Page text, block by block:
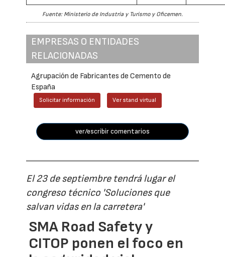
Fuente: Ministerio de Industria y Turismo y Oficemen.
EMPRESAS O ENTIDADES
RELACIONADAS
Agrupación de Fabricantes de Cemento de
España
Solicitar información Ver stand virtual
ver/escribir comentarios
El 23 de septiembre tendrá lugar el
congreso técnico 'Soluciones que
salvan vidas en la carretera'
SMA Road Safety y
CITOP ponen el foco en